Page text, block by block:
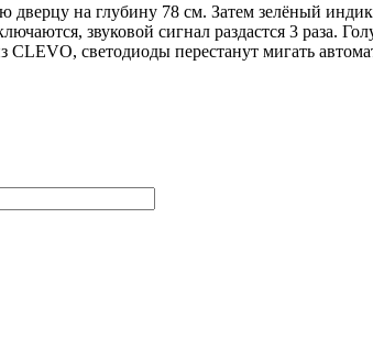
на глубину 78 см. Затем зелёный
звуковой сигнал раздастся 3 раза.
светодиоды перестанут мигать